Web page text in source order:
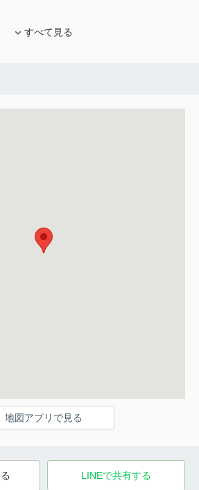
すべて見る
地図アプリで見る
LINEで共有する